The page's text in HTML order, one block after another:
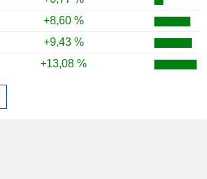
+8,60 %
+9,43 %
+13,08 %